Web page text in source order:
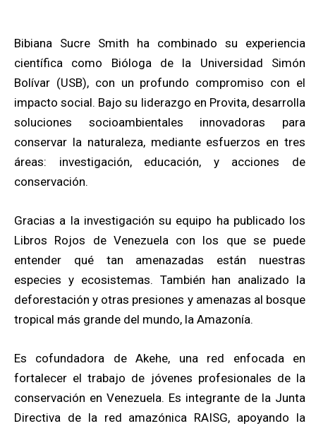
Bibiana Sucre Smith ha combinado su experiencia
científica como Bióloga de la Universidad Simón
Bolívar (USB), con un profundo compromiso con el
impacto social. Bajo su liderazgo en Provita, desarrolla
soluciones socioambientales innovadoras para
conservar la naturaleza, mediante esfuerzos en tres
áreas: investigación, educación, y acciones de
conservación.
Gracias a la investigación su equipo ha publicado los
Libros Rojos de Venezuela con los que se puede
entender qué tan amenazadas están nuestras
especies y ecosistemas. También han analizado la
deforestación y otras presiones y amenazas al bosque
tropical más grande del mundo, la Amazonía.
Es cofundadora de Akehe, una red enfocada en
fortalecer el trabajo de jóvenes profesionales de la
conservación en Venezuela. Es integrante de la Junta
Directiva de la red amazónica RAISG, apoyando la